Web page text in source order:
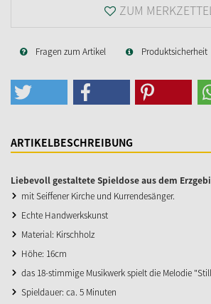
ZUM
Fragen zum Artikel Produktsicherheit
ARTIKELBESCHREIBUNG
Liebevoll gestaltete Spieldose aus dem
mit Seiffener Kirche und Kurrendesänger.
Echte Handwerkskunst
Material: Kirschholz
Höhe: 16cm
das 18-stimmige Musikwerk spielt die Melodie
Spieldauer: ca. 5 Minuten